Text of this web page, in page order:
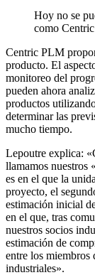
Hoy no se
como
Centric PLM
producto. El
monitoreo del
pueden ahora
productos
determinar las
mucho tiempo.
Lepoutre explica:
llamamos nuestros
es en el que la
proyecto, el
estimación inicial
en el que, tras
nuestros socios
estimación de
entre los miembros
industriales».